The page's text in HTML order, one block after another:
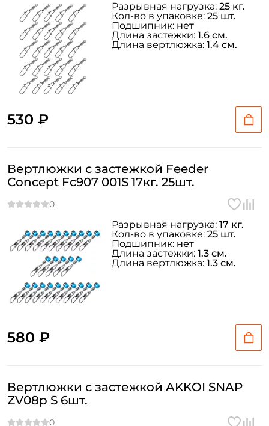
530 ₽
Разрывная нагрузка: 25 кг.
Кол-во в упаковке: 25 шт.
Подшипник: нет
Длина застежки: 1.6 см.
Длина вертлюжка: 1.4 см.
Вертлюжки с застежкой Feeder
Concept Fc907 001S 17кг. 25шт.
580 ₽
Разрывная нагрузка: 17 кг.
Кол-во в упаковке: 25 шт.
Подшипник: нет
Длина застежки: 1.3 см.
Длина вертлюжка: 1.3 см.
Вертлюжки с застежкой AKKOI SNAP
ZV08p S 6шт.